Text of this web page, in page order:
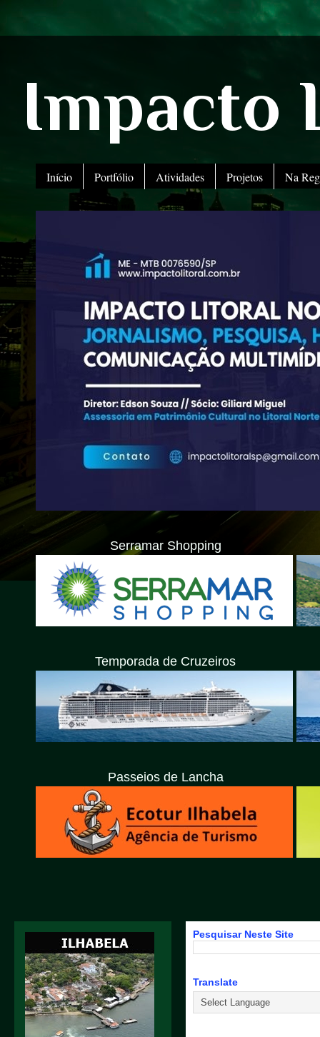
Impacto
Início Portfólio Atividades Projetos Na
Serramar Shopping
Temporada de Cruzeiros
Passeios de Lancha
Pesquisar Neste Site
Translate